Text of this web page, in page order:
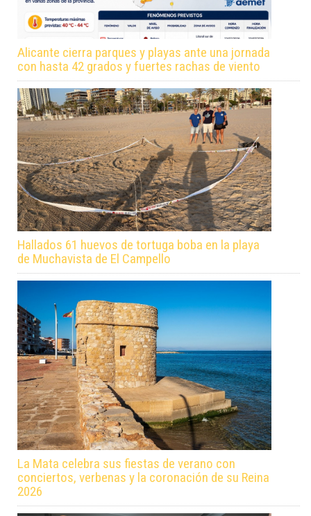
Alicante cierra parques y playas ante una jornada
con hasta 42 grados y fuertes rachas de viento
Hallados 61 huevos de tortuga boba en la playa
de Muchavista de El Campello
La Mata celebra sus fiestas de verano con
conciertos, verbenas y la coronación de su Reina
2026